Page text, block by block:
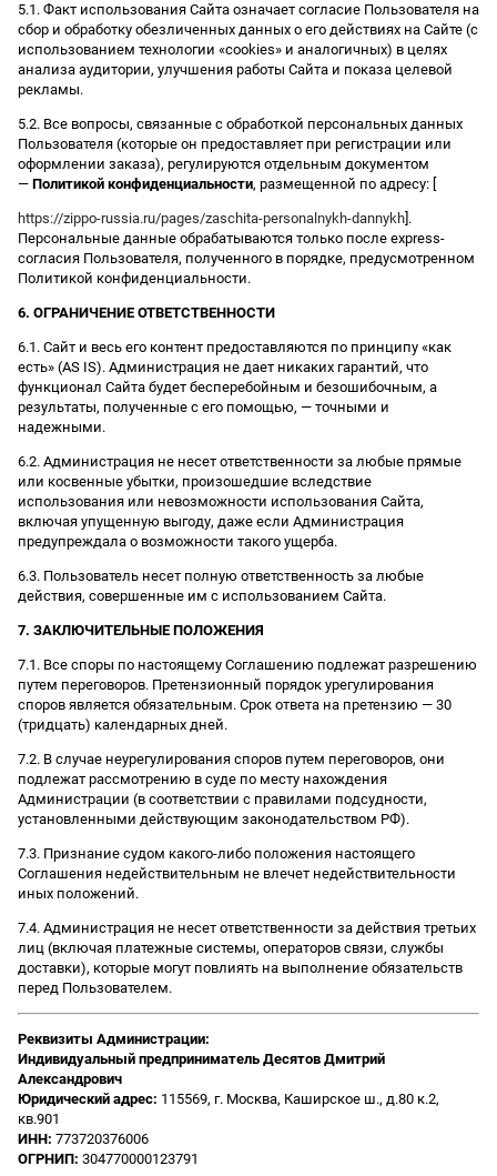
5.1. Факт использования Сайта означает согласие Пользователя на
сбор и обработку обезличенных данных о его действиях на Сайте (с
использованием технологии «cookies» и аналогичных) в целях
анализа аудитории, улучшения работы Сайта и показа целевой
рекламы.
5.2. Все вопросы, связанные с обработкой персональных данных
Пользователя (которые он предоставляет при регистрации или
оформлении заказа), регулируются отдельным документом
— Политикой конфиденциальности, размещенной по адресу: [
https://zippo-russia.ru/pages/zaschita-personalnykh-dannykh ].
Персональные данные обрабатываются только после express-
согласия Пользователя, полученного в порядке, предусмотренном
Политикой конфиденциальности.
6. ОГРАНИЧЕНИЕ ОТВЕТСТВЕННОСТИ
6.1. Сайт и весь его контент предоставляются по принципу «как
есть» (AS IS). Администрация не дает никаких гарантий, что
функционал Сайта будет бесперебойным и безошибочным, а
результаты, полученные с его помощью, — точными и
надежными.
6.2. Администрация не несет ответственности за любые прямые
или косвенные убытки, произошедшие вследствие
использования или невозможности использования Сайта,
включая упущенную выгоду, даже если Администрация
предупреждала о возможности такого ущерба.
6.3. Пользователь несет полную ответственность за любые
действия, совершенные им с использованием Сайта.
7. ЗАКЛЮЧИТЕЛЬНЫЕ ПОЛОЖЕНИЯ
7.1. Все споры по настоящему Соглашению подлежат разрешению
путем переговоров. Претензионный порядок урегулирования
споров является обязательным. Срок ответа на претензию — 30
(тридцать) календарных дней.
7.2. В случае неурегулирования споров путем переговоров, они
подлежат рассмотрению в суде по месту нахождения
Администрации (в соответствии с правилами подсудности,
установленными действующим законодательством РФ).
7.3. Признание судом какого-либо положения настоящего
Соглашения недействительным не влечет недействительности
иных положений.
7.4. Администрация не несет ответственности за действия третьих
лиц (включая платежные системы, операторов связи, службы
доставки), которые могут повлиять на выполнение обязательств
перед Пользователем.
Реквизиты Администрации:
Индивидуальный предприниматель Десятов Дмитрий
Александрович
Юридический адрес: 115569, г. Москва, Каширское ш., д.80 к.2,
кв.901
ИНН: 773720376006
ОГРНИП: 304770000123791